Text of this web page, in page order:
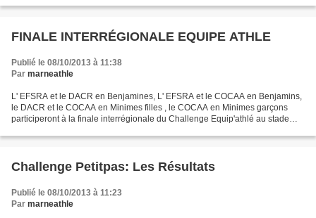
FINALE INTERRÉGIONALE EQUIPE ATHLE
Publié le 08/10/2013 à 11:38
Par marneathle
L' EFSRA et le DACR en Benjamines, L' EFSRA et le COCAA en Benjamins,
le DACR et le COCAA en Minimes filles , le COCAA en Minimes garçons
participeront à la finale interrégionale du Challenge Equip'athlé au stade
Challenge Petitpas: Les Résultats
Publié le 08/10/2013 à 11:23
Par marneathle